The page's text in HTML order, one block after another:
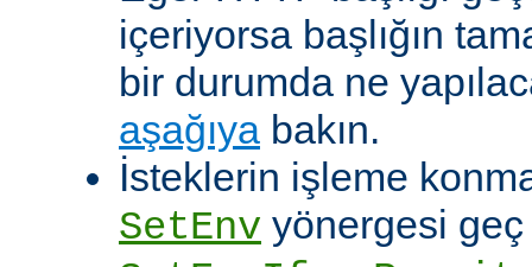
içeriyorsa başlığın
bir durumda ne
aşağıya bakın.
İsteklerin işleme
SetEnv yönergesi geç